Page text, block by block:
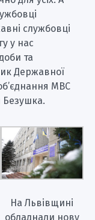
службовці
у нас
та
Державної
МВС
Безушка.
На Львівщині
обладнали нову